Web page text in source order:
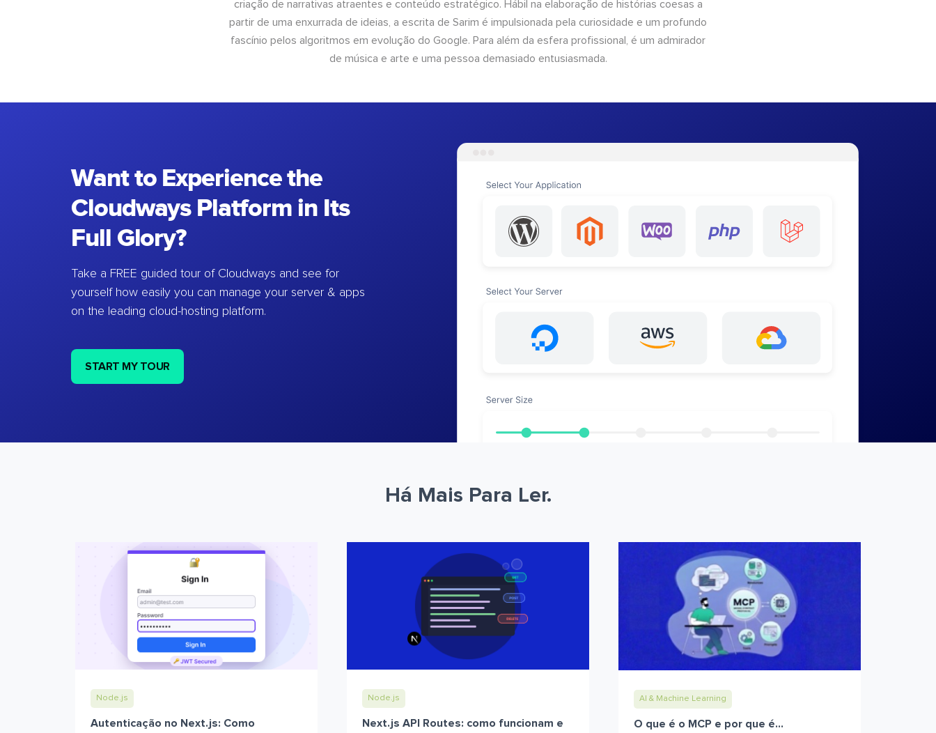
criação de narrativas atraentes e conteúdo estratégico. Hábil na elaboração de histórias coesas a
partir de uma enxurrada de ideias, a escrita de Sarim é impulsionada pela curiosidade e um profundo
fascínio pelos algoritmos em evolução do Google. Para além da esfera profissional, é um admirador
de música e arte e uma pessoa demasiado entusiasmada.
Want to Experience the
Cloudways Platform in Its
Full Glory?
Take a FREE guided tour of Cloudways and see for
yourself how easily you can manage your server & apps
on the leading cloud-hosting platform.
START MY TOUR
Há Mais Para Ler.
Node.js
Autenticação no Next.js: Como
Node.js
Next.js API Routes: como funcionam e
AI & Machine Learning
O que é o MCP e por que é...